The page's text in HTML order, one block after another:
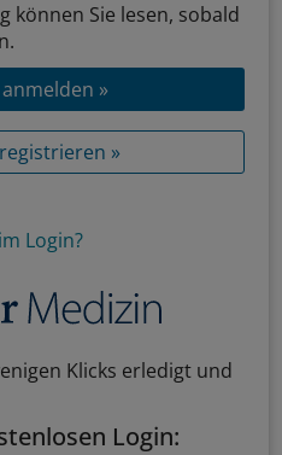
können Sie lesen, sobald
anmelden »
»
Login?
Klicks erledigt und
Login: